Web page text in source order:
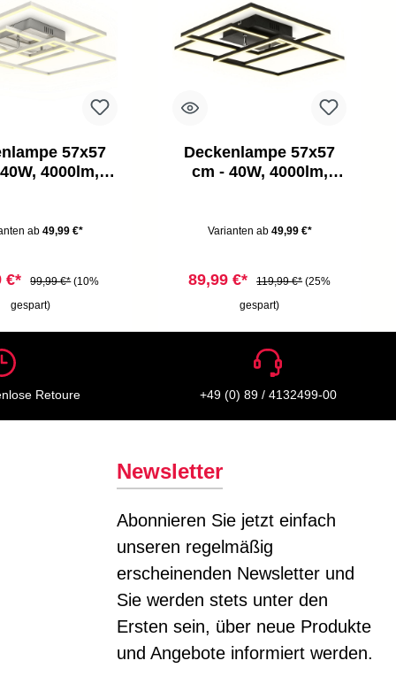
57x57
4000lm,
ab49,99 €*
€* 99,99 €* (10%
gespart)
Deckenlampe 57x57
cm - 40W, 4000lm,
Varianten ab49,99 €*
89,99 €* 119,99 €* (25%
gespart)
Retoure +49 (0) 89 / 4132499-00
Newsletter
Abonnieren Sie jetzt einfach
unseren regelmäßig
erscheinenden Newsletter und
Sie werden stets unter den
Ersten sein, über neue Produkte
und Angebote informiert werden.